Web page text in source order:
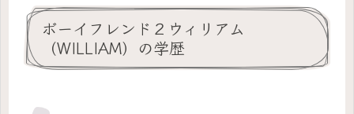
ボーイフレンド２ウィリアム
（WILLIAM）の学歴